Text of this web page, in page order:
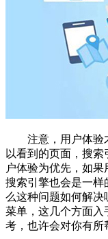
注意，用户体验
以看到的页面，搜
户体验为优先，如
搜索引擎也会是一样
么这种问题如何解决
菜单，这几个方面入
考，也许会对你有所